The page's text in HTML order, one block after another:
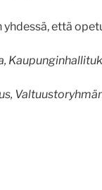
yhdessä, että